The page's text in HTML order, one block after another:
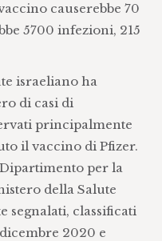
causerebbe 70
5700 infezioni, 215
israeliano ha
di casi di
principalmente
il vaccino di Pfizer.
per la
della Salute
segnalati, classificati
2020 e